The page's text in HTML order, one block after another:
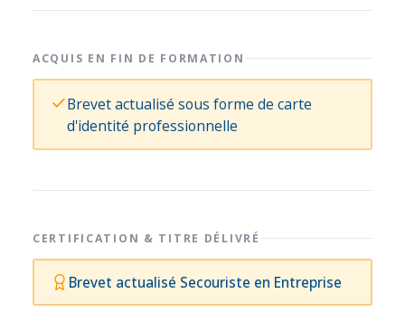
ACQUIS EN FIN DE FORMATION
Brevet actualisé sous forme de carte
d'identité professionnelle
CERTIFICATION & TITRE DÉLIVRÉ
Brevet actualisé Secouriste en Entreprise